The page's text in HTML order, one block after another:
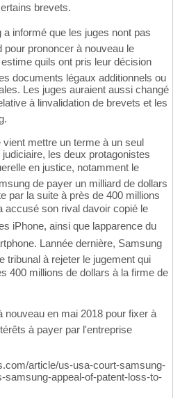
brevets.
informé que les juges nont pas
prononcer à nouveau le
quils ont pris leur décision
documents légaux additionnels ou
Les juges auraient aussi changé
à linvalidation de brevets et les
mettre un terme à un seul
les deux protagonistes
en justice, notamment le
de payer un milliard de dollars
par la suite à près de 400 millions
son rival davoir copié le
iPhone, ainsi que lapparence du
Lannée dernière, Samsung
tribunal à rejeter le jugement qui
400 millions de dollars à la firme de
nouveau en mai 2018 pour fixer à
à payer par l'entreprise
article/us-usa-court-samsung-
samsung-appeal-of-patent-loss-to-